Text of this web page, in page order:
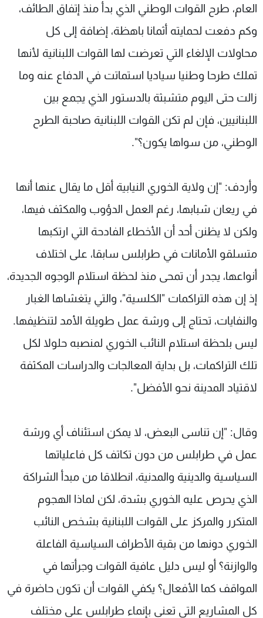
العام، طرح القوات الوطني الذي بدأ منذ إتفاق الطائف،
وكم دفعت لحمايته أثمانا باهظة، إضافة إلى كل
محاولات الإلغاء التي تعرضت لها القوات اللبنانية لأنها
تملك طرحا وطنيا سياديا استماتت في الدفاع عنه وما
زالت حتى اليوم متشبثة بالدستور الذي يجمع بين
اللبنانيين، فإن لم تكن القوات اللبنانية صاحبة الطرح
الوطني، من سواها يكون؟".
وأردف: "إن ولاية الخوري النيابية أقل ما يقال عنها أنها
في ريعان شبابها، رغم العمل الدؤوب والمكثف فيها،
ولكن لا يظنن أحد أن الأخطاء الفادحة التي ارتكبها
متسلقو الأمانات في طرابلس سابقا، على اختلاف
أنواعها، يجدر أن تمحى منذ لحظة استلام الوجوه الجديدة،
إذ إن هذه التراكمات "الكلسية"، والتي يتغشاها الغبار
والنفايات، تحتاج إلى ورشة عمل طويلة الأمد لتنظيفها.
ليس بلحظة استلام النائب الخوري لمنصبه حلولا لكل
تلك التراكمات، بل بداية المعالجات والدراسات المكثفة
لاقتياد المدينة نحو الأفضل".
وقال: "إن تناسى البعض، لا يمكن استئناف أي ورشة
عمل في طرابلس من دون تكاتف كل فاعلياتها
السياسية والدينية والمدنية، انطلاقا من مبدأ الشراكة
الذي يحرص عليه الخوري بشدة، لكن لماذا الهجوم
المتكرر والمركز على القوات اللبنانية بشخص النائب
الخوري دونها من بقية الأطراف السياسية الفاعلة
والوازنة؟ أو ليس دليل عافية القوات وجرأتها في
المواقف كما الأفعال؟ يكفي القوات أن تكون حاضرة في
كل المشاريع التي تعنى بإنماء طرابلس على مختلف